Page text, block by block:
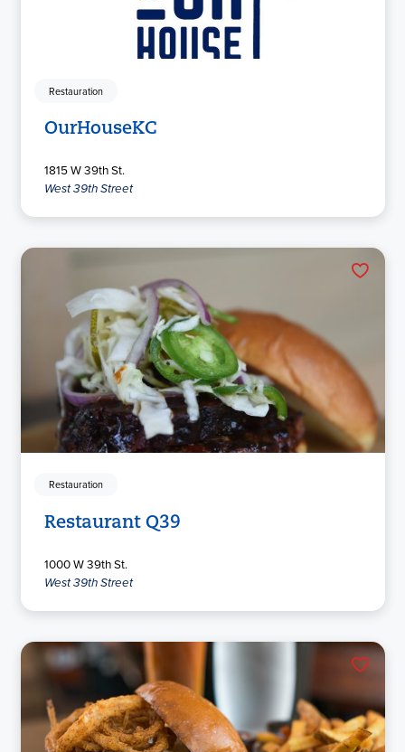
Restauration
OurHouseKC
1815 W 39th St.
West 39th Street
Restauration
Restaurant Q39
1000 W 39th St.
West 39th Street